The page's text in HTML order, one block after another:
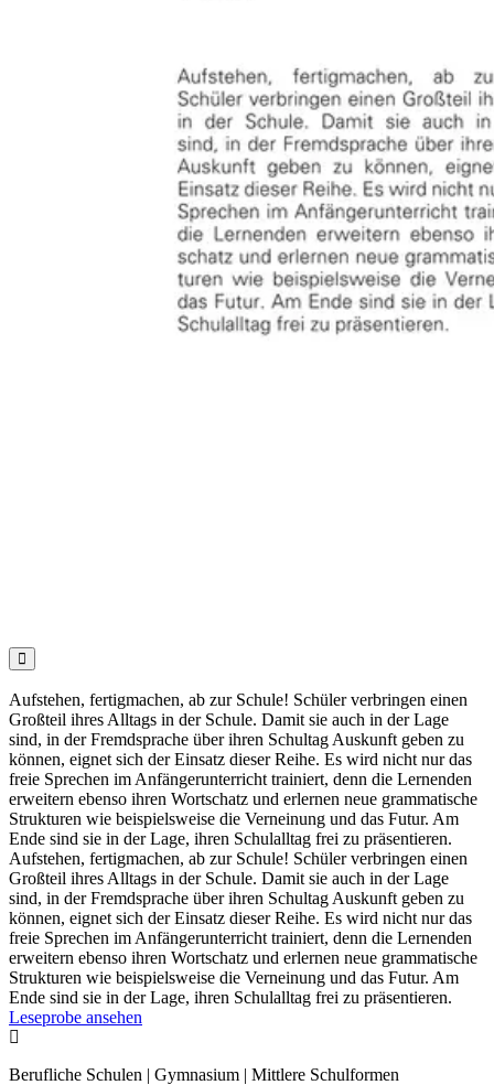

Aufstehen, fertigmachen, ab zur Schule! Schüler verbringen einen
Großteil ihres Alltags in der Schule. Damit sie auch in der Lage
sind, in der Fremdsprache über ihren Schultag Auskunft geben zu
können, eignet sich der Einsatz dieser Reihe. Es wird nicht nur das
freie Sprechen im Anfängerunterricht trainiert, denn die Lernenden
erweitern ebenso ihren Wortschatz und erlernen neue grammatische
Strukturen wie beispielsweise die Verneinung und das Futur. Am
Ende sind sie in der Lage, ihren Schulalltag frei zu präsentieren.
Aufstehen, fertigmachen, ab zur Schule! Schüler verbringen einen
Großteil ihres Alltags in der Schule. Damit sie auch in der Lage
sind, in der Fremdsprache über ihren Schultag Auskunft geben zu
können, eignet sich der Einsatz dieser Reihe. Es wird nicht nur das
freie Sprechen im Anfängerunterricht trainiert, denn die Lernenden
erweitern ebenso ihren Wortschatz und erlernen neue grammatische
Strukturen wie beispielsweise die Verneinung und das Futur. Am
Ende sind sie in der Lage, ihren Schulalltag frei zu präsentieren.
Leseprobe ansehen

Berufliche Schulen | Gymnasium | Mittlere Schulformen